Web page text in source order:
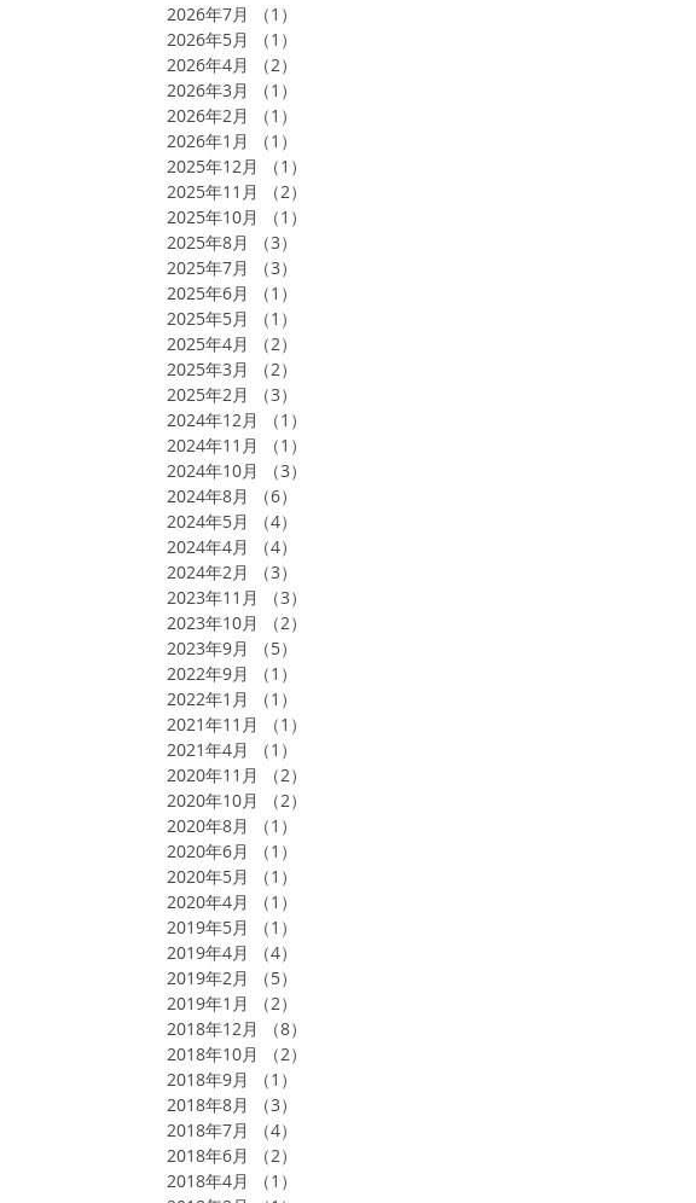
2026年7月 （1）
2026年5月
（1）
2026年4月
（2）
2026年3月
（1）
2026年2月
（1）
2026年1月
（1）
2025年12月
（1）
2025年11月
（2）
2025年10月
（1）
2025年8月
（3）
2025年7月
（3）
2025年6月
（1）
2025年5月
（1）
2025年4月
（2）
2025年3月
（2）
2025年2月
（3）
2024年12月
（1）
2024年11月
（1）
2024年10月
（3）
2024年8月
（6）
2024年5月
（4）
2024年4月
（4）
2024年2月
（3）
2023年11月
（3）
2023年10月
（2）
2023年9月
（5）
2022年9月
（1）
2022年1月
（1）
2021年11月
（1）
2021年4月
（1）
2020年11月
（2）
2020年10月
（2）
2020年8月
（1）
2020年6月
（1）
2020年5月
（1）
2020年4月
（1）
2019年5月
（1）
2019年4月
（4）
2019年2月
（5）
2019年1月
（2）
2018年12月
（8）
2018年10月
（2）
2018年9月
（1）
2018年8月
（3）
2018年7月
（4）
2018年6月
（2）
2018年4月
（1）